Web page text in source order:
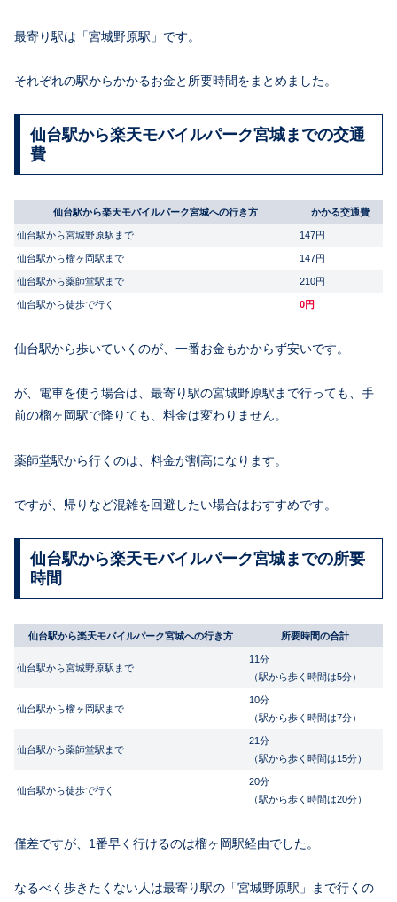
最寄り駅は「宮城野原駅」です。
それぞれの駅からかかるお金と所要時間をまとめました。
仙台駅から楽天モバイルパーク宮城までの交通
費
仙台駅から楽天モバイルパーク宮城への行き方 かかる交通費
仙台駅から宮城野原駅まで 147円
仙台駅から榴ヶ岡駅まで 147円
仙台駅から薬師堂駅まで 210円
仙台駅から徒歩で行く 0円
仙台駅から歩いていくのが、一番お金もかからず安いです。
が、電車を使う場合は、最寄り駅の宮城野原駅まで行っても、手
前の榴ヶ岡駅で降りても、料金は変わりません。
薬師堂駅から行くのは、料金が割高になります。
ですが、帰りなど混雑を回避したい場合はおすすめです。
仙台駅から楽天モバイルパーク宮城までの所要
時間
仙台駅から楽天モバイルパーク宮城への行き方 所要時間の合計
仙台駅から宮城野原駅まで
11分
（駅から歩く時間は5分）
仙台駅から榴ヶ岡駅まで
10分
（駅から歩く時間は7分）
仙台駅から薬師堂駅まで
21分
（駅から歩く時間は15分）
仙台駅から徒歩で行く
20分
（駅から歩く時間は20分）
僅差ですが、1番早く行けるのは榴ヶ岡駅経由でした。
なるべく歩きたくない人は最寄り駅の「宮城野原駅」まで行くの